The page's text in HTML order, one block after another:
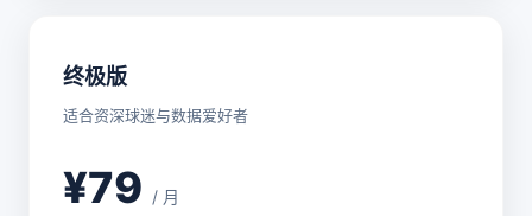
终极版
适合资深球迷与数据爱好者
¥79 / 月